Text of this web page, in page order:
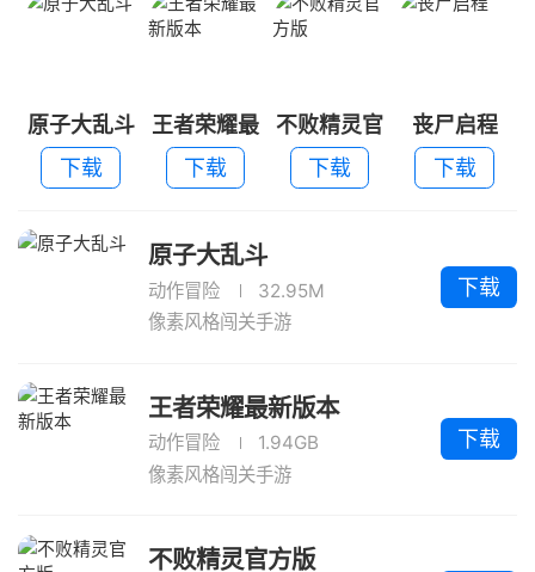
原子大乱斗
下载
王者荣耀最
新版本
下载
不败精灵官
方版
下载
丧尸启程
下载
原子大乱斗
动作冒险
32.95M
像素风格闯关手游
下载
王者荣耀最新版本
动作冒险
1.94GB
像素风格闯关手游
下载
不败精灵官方版